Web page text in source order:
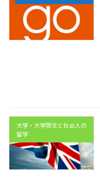
大学・大学院生と社会人の
留学